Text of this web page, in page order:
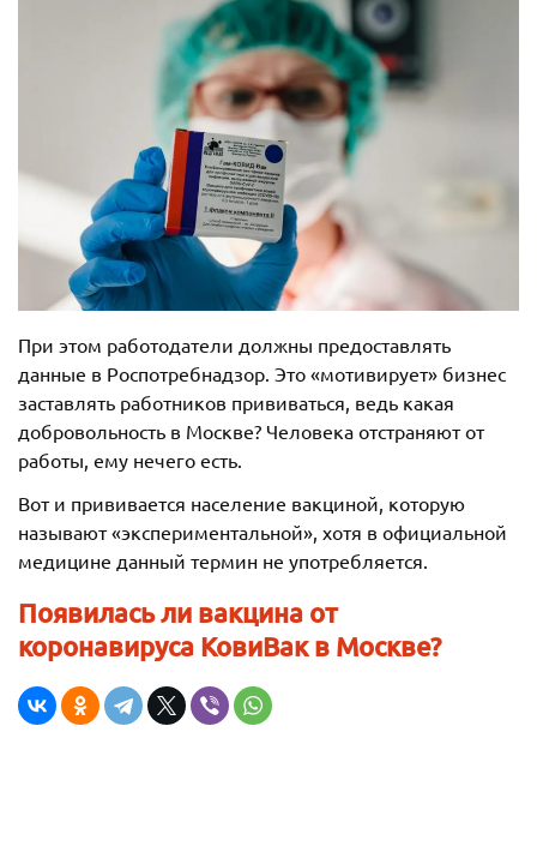
При этом работодатели должны предоставлять
данные в Роспотребнадзор. Это «мотивирует» бизнес
заставлять работников прививаться, ведь какая
добровольность в Москве? Человека отстраняют от
работы, ему нечего есть.
Вот и прививается население вакциной, которую
называют «экспериментальной», хотя в официальной
медицине данный термин не употребляется.
Появилась ли вакцина от
коронавируса КовиВак в Москве?